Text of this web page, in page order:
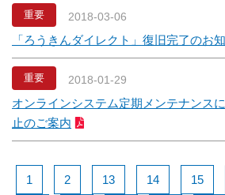
重要 2018-03-06
「ろうきんダイレクト」復旧完了のお
重要 2018-01-29
オンラインシステム定期メンテナンス
止のご案内
1 2 13 14 15